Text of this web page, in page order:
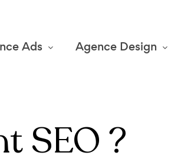
Ads Agence Design
SEO ?